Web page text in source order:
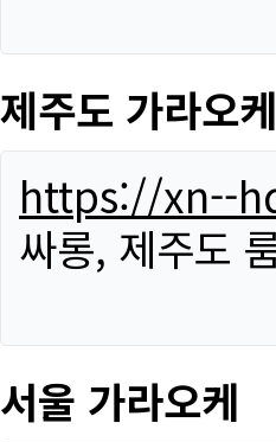
제주도 가라오케
https://xn--
싸롱, 제주도
서울 가라오케